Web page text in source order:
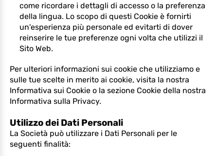
come ricordare i dettagli di accesso o la preferenza
della lingua. Lo scopo di questi Cookie è fornirti
un'esperienza più personale ed evitarti di dover
reinserire le tue preferenze ogni volta che utilizzi il
Sito Web.
Per ulteriori informazioni sui cookie che utilizziamo e
sulle tue scelte in merito ai cookie, visita la nostra
Informativa sui Cookie o la sezione Cookie della nostra
Informativa sulla Privacy.
Utilizzo dei Dati Personali
La Società può utilizzare i Dati Personali per le
seguenti finalità: